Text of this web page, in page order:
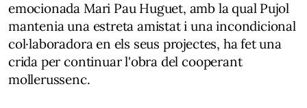
emocionada Mari Pau Huguet, amb la qual Pujol
mantenia una estreta amistat i una incondicional
col·laboradora en els seus projectes, ha fet una
crida per continuar l'obra del cooperant
mollerussenc.